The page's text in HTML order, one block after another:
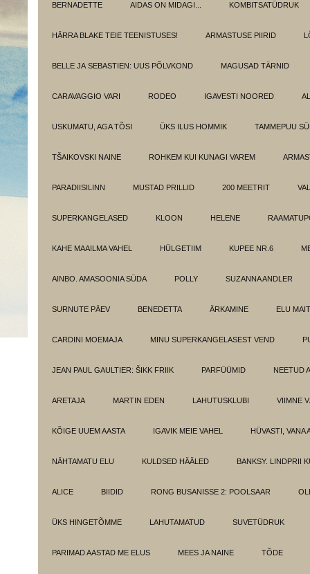
BERNADETTE AIDAS ON MIDAGI... KOMBITSATÜDRUK
HÄRRA BLAKE TEIE TEENISTUSES! ARMASTUSE PIIRID
BELLE JA SEBASTIEN: UUS PÕLVKOND MAGUSAD TÄRNID
CARAVAGGIO VARI RODEO IGAVESTI NOORED
USKUMATU, AGA TÕSI ÜKS ILUS HOMMIK TAMMEPUU
TŠAIKOVSKI NAINE ROHKEM KUI KUNAGI VAREM
PARADIISILINN MUSTAD PRILLID 200 MEETRIT
SUPERKANGELASED KLOON HELENE
KAHE MAAILMA VAHEL HÜLGETIIM KUPEE NR.6
AINBO. AMASOONIA SÜDA POLLY SUZANNA ANDLER
SURNUTE PÄEV BENEDETTA ÄRKAMINE ELU
CARDINI MOEMAJA MINU SUPERKANGELASEST VEND
JEAN PAUL GAULTIER: ŠIKK FRIIK PARFÜÜMID NEETUD
ARETAJA MARTIN EDEN LAHUTUSKLUBI VIIMNE
KÕIGE UUEM AASTA IGAVIK MEIE VAHEL HÜVASTI, VANA
NÄHTAMATU ELU KULDSED HÄÄLED BANKSY. LINDPRII
ALICE BIIDID RONG BUSANISSE 2: POOLSAAR
ÜKS HINGETÕMME LAHUTAMATUD SUVETÜDRUK
PARIMAD AASTAD ME ELUS MEES JA NAINE TÕDE